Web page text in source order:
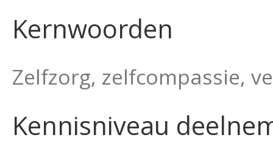
Kernwoorden
Zelfzorg, zelfcompassie,
Kennisniveau